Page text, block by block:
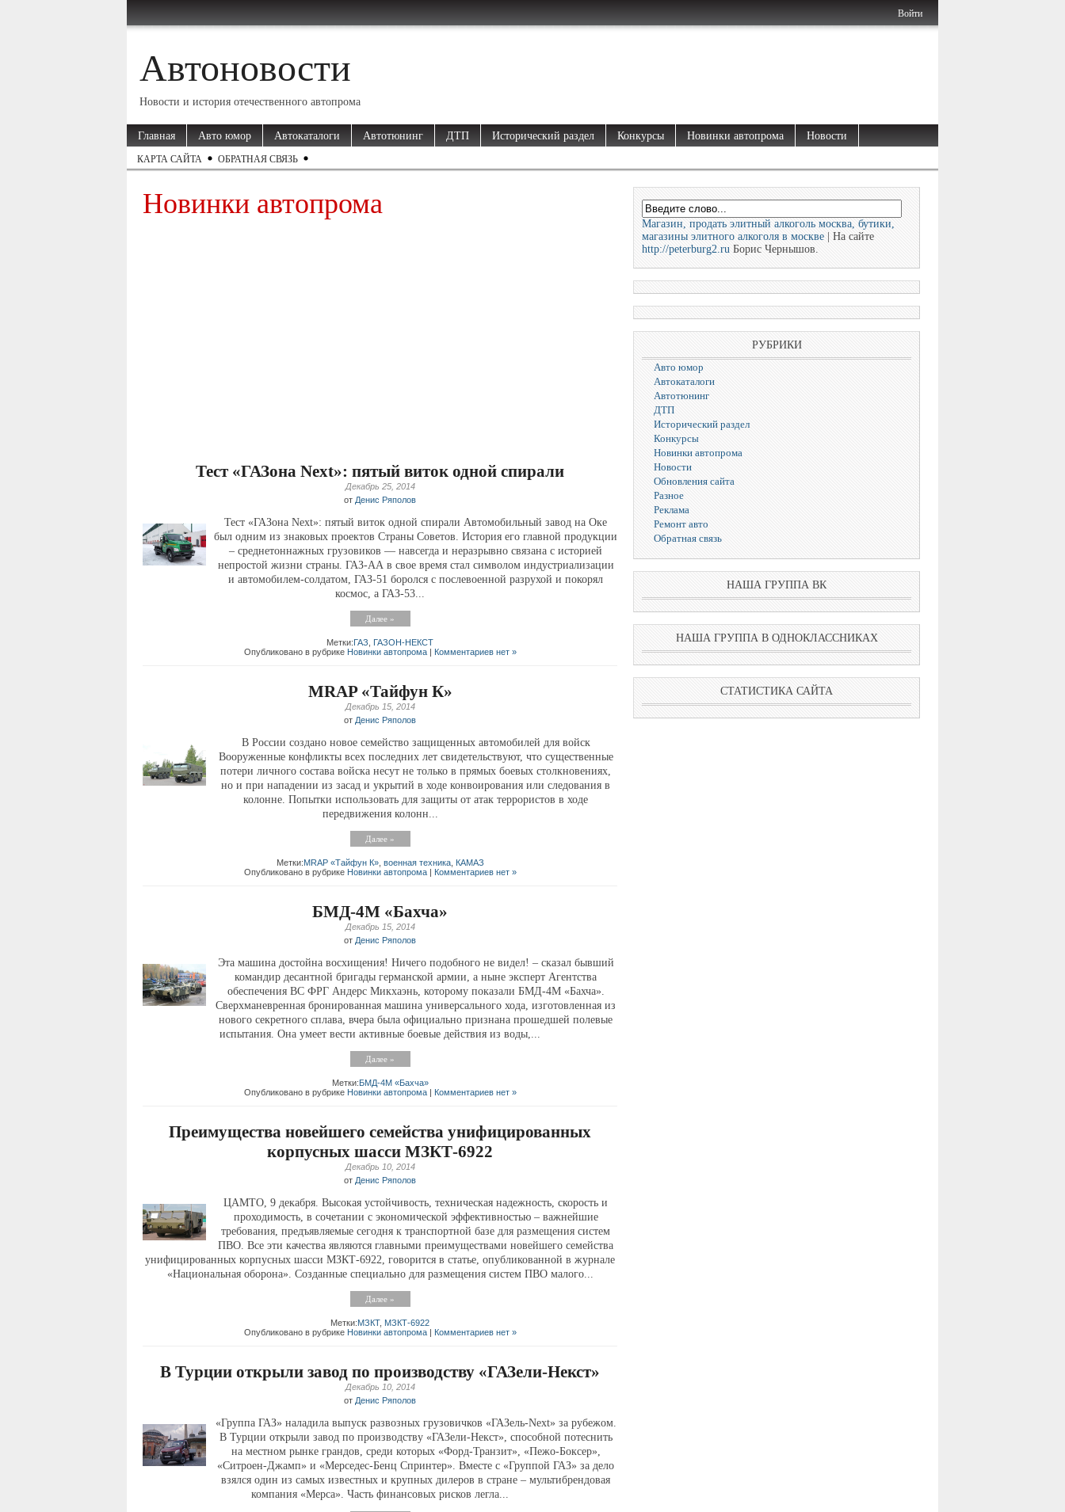
Войти
Автоновости
Новости и история отечественного автопрома
Главная Авто юмор Автокаталоги Автотюнинг ДТП Исторический раздел Конкурсы Новинки автопрома Новости
КАРТА САЙТА ОБРАТНАЯ СВЯЗЬ
Новинки автопрома
Тест «ГАЗона Next»: пятый виток одной спирали
Декабрь 25, 2014
от Денис Ряполов
Тест «ГАЗона Next»: пятый виток одной спирали Автомобильный завод на Оке
был одним из знаковых проектов Страны Советов. История его главной продукции
– среднетоннажных грузовиков — навсегда и неразрывно связана с историей
непростой жизни страны. ГАЗ-АА в свое время стал символом индустриализации
и автомобилем-солдатом, ГАЗ-51 боролся с послевоенной разрухой и покорял
космос, а ГАЗ-53...
Далее »
Метки:ГАЗ
ГАЗОН-НЕКСТ
Опубликовано в рубрике Новинки автопрома| Комментариев нет »
MRAP «Тайфун К»
Декабрь 15, 2014
от Денис Ряполов
В России создано новое семейство защищенных автомобилей для войск
Вооруженные конфликты всех последних лет свидетельствуют, что существенные
потери личного состава войска несут не только в прямых боевых столкновениях,
но и при нападении из засад и укрытий в ходе конвоирования или следования в
колонне. Попытки использовать для защиты от атак террористов в ходе
передвижения колонн...
Далее »
Метки:MRAP «Тайфун К», военная техника, КАМАЗ
Опубликовано в рубрике Новинки автопрома| Комментариев нет »
БМД-4М «Бахча»
Декабрь 15, 2014
от Денис Ряполов
Эта машина достойна восхищения! Ничего подобного не видел! – сказал бывший
командир десантной бригады германской армии, а ныне эксперт Агентства
обеспечения ВС ФРГ Андерс Микхаэнь, которому показали БМД-4М «Бахча».
Сверхманевренная бронированная машина универсального хода, изготовленная из
нового секретного сплава, вчера была официально признана прошедшей полевые
испытания. Она умеет вести активные боевые действия из воды,...
Далее »
Метки:БМД-4М «Бахча»
Опубликовано в рубрике Новинки автопрома| Комментариев нет »
Преимущества новейшего семейства унифицированных
корпусных шасси МЗКТ-6922
Декабрь 10, 2014
от Денис Ряполов
ЦАМТО, 9 декабря. Высокая устойчивость, техническая надежность, скорость и
проходимость, в сочетании с экономической эффективностью – важнейшие
требования, предъявляемые сегодня к транспортной базе для размещения систем
ПВО. Все эти качества являются главными преимуществами новейшего семейства
унифицированных корпусных шасси МЗКТ-6922, говорится в статье, опубликованной в журнале
«Национальная оборона». Созданные специально для размещения систем ПВО малого...
Далее »
Метки:МЗКТ, МЗКТ-6922
Опубликовано в рубрике Новинки автопрома| Комментариев нет »
В Турции открыли завод по производству «ГАЗели-Некст»
Декабрь 10, 2014
от Денис Ряполов
«Группа ГАЗ» наладила выпуск развозных грузовичков «ГАЗель-Next» за рубежом.
В Турции открыли завод по производству «ГАЗели-Некст», способной потеснить
на местном рынке грандов, среди которых «Форд-Транзит», «Пежо-Боксер»,
«Ситроен-Джамп» и «Мерседес-Бенц Спринтер». Вместе с «Группой ГАЗ» за дело
взялся один из самых известных и крупных дилеров в стране – мультибрендовая
компания «Мерса». Часть финансовых рисков легла...
Магазин, продать элитный алкоголь москва, бутики,
магазины элитного алкоголя в москве | На сайте
http://peterburg2.ru Борис Чернышов.
РУБРИКИ
Авто юмор
Автокаталоги
Автотюнинг
ДТП
Исторический раздел
Конкурсы
Новинки автопрома
Новости
Обновления сайта
Разное
Реклама
Ремонт авто
Обратная связь
НАША ГРУППА ВК
НАША ГРУППА В ОДНОКЛАССНИКАХ
СТАТИСТИКА САЙТА